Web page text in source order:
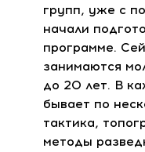
групп, уже с
начали
программе.
занимаются
до 20 лет. В
бывает по
тактика,
методы